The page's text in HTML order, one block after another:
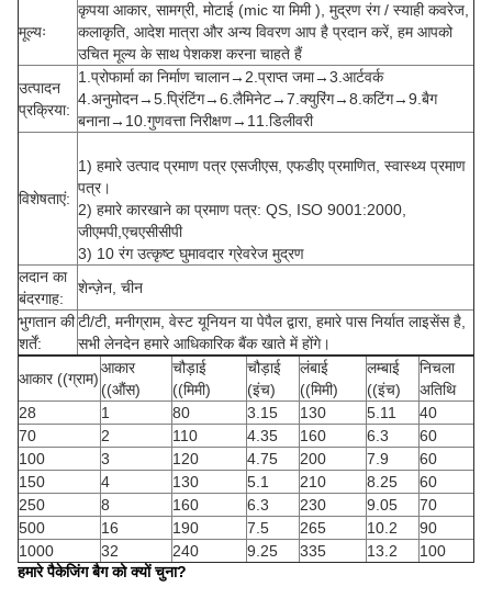
मूल्यः
कृपया आकार, सामग्री, मोटाई (mic या मिमी ), मुद्रण रंग / स्याही कवरेज,
कलाकृति, आदेश मात्रा और अन्य विवरण आप है प्रदान करें, हम आपको
उचित मूल्य के साथ पेशकश करना चाहते हैं
उत्पादन
प्रक्रिया:
1.प्रोफार्मा का निर्माण चालान→2.प्राप्त जमा→3.आर्टवर्क
4.अनुमोदन→5.प्रिंटिंग→6.लैमिनेट→7.क्युरिंग→8.कटिंग→9.बैग
बनाना→10.गुणवत्ता निरीक्षण→11.डिलीवरी
विशेषताएं:
1) हमारे उत्पाद प्रमाण पत्र एसजीएस, एफडीए प्रमाणित, स्वास्थ्य प्रमाण
पत्र।
2) हमारे कारखाने का प्रमाण पत्र: QS, ISO 9001:2000,
जीएमपी,एचएसीसीपी
3) 10 रंग उत्कृष्ट घुमावदार ग्रेवरेज मुद्रण
लदान का
बंदरगाह:
शेन्ज़ेन, चीन
भुगतान की
शर्तें:
टी/टी, मनीग्राम, वेस्ट यूनियन या पेपैल द्वारा, हमारे पास निर्यात लाइसेंस है,
सभी लेनदेन हमारे आधिकारिक बैंक खाते में होंगे।
आकार ((ग्राम)
आकार
((औंस)
चौड़ाई
((मिमी)
चौड़ाई
(इंच)
लंबाई
((मिमी)
लम्बाई
((इंच)
निचला
अतिथि
28
1 80 3.15 130 5.11
40
70
2 110 4.35 160 6.3
60
100
3 120 4.75 200 7.9
60
150
4 130 5.1 210 8.25
60
250
8 160 6.3 230 9.05
70
500
16 190 7.5 265 10.2
90
1000
32 240 9.25 335 13.2
100
हमारे पैकेजिंग बैग को क्यों चुना?